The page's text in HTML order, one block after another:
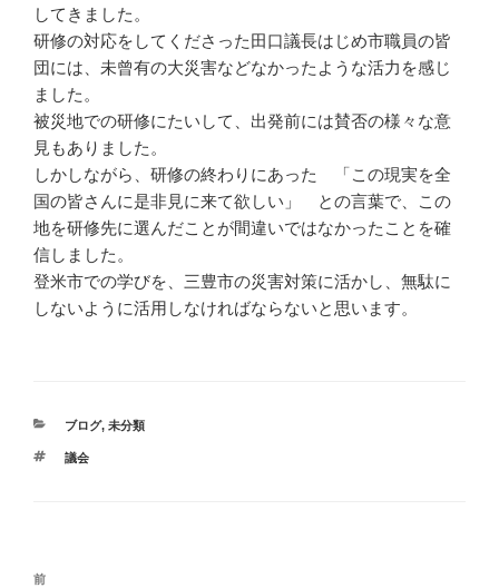
してきました。
研修の対応をしてくださった田口議長はじめ市職員の皆
団には、未曾有の大災害などなかったような活力を感じ
ました。
被災地での研修にたいして、出発前には賛否の様々な意
見もありました。
しかしながら、研修の終わりにあった 「この現実を全
国の皆さんに是非見に来て欲しい」 との言葉で、この
地を研修先に選んだことが間違いではなかったことを確
信しました。
登米市での学びを、三豊市の災害対策に活かし、無駄に
しないように活用しなければならないと思います。
カ
ゴ
ブログ, 未分類
タ
議会
投
過
前